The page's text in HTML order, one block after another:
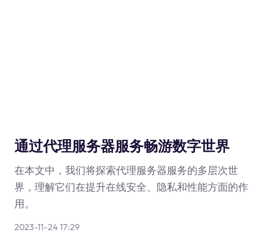
通过代理服务器服务畅游数字世界
在本文中，我们将探索代理服务器服务的多层次世
界，理解它们在提升在线安全、隐私和性能方面的作
用。
2023-11-24 17:29